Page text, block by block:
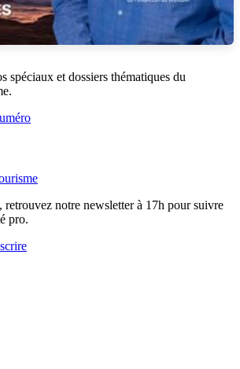
spéciaux et dossiers thématiques du
notre newsletter à 17h pour suivre
pro.